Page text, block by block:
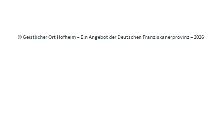
© Geistlicher Ort Hofheim – Ein Angebot der Deutschen Franziskanerprovinz – 2026